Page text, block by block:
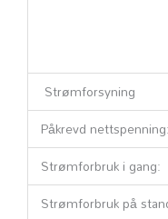
Strømforsyning
Påkrevd nettspenning:
Strømforbruk i gang:
Strømforbruk på